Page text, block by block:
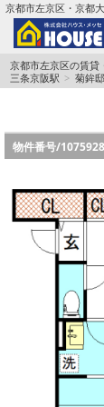
京都市左京区・京都
TOPページ
地域から検索
京都大学＆
書類DL & 入
家族で住む
一人暮らし
ペット相談
京都市左京区の賃貸
三条京阪駅
菊鉾
物件番号/